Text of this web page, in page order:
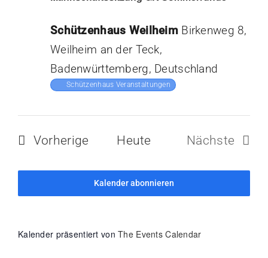
Schützenhaus Weilheim Birkenweg 8,
Weilheim an der Teck,
Badenwürttemberg, Deutschland
Schützenhaus Veranstaltungen
Vorherige Veranstaltungen
Heute
Nächste
Kalender abonnieren
Kalender präsentiert vonThe Events Calendar